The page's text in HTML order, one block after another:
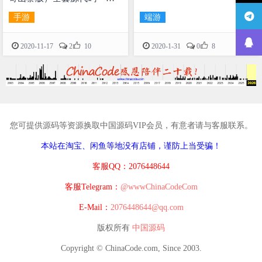
户端资源
手游
2020-11-17 2 10
端游
2020-1-31 0 8
您可提供源码等资源换取中国源码VIP会员，有意者请与客服联系。
本站在淘宝、闲鱼等地没有店铺，谨防上当受骗！
客服QQ：2076448644
客服Telegram： @wwwChinaCodeCom
E-Mail： 2076448644@qq.com
版权所有 中国源码
Copyright © ChinaCode.com, Since 2003.